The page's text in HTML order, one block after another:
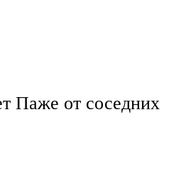
Паже от соседних